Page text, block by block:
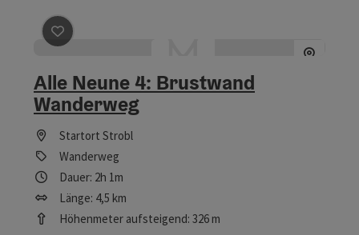
Beitrag merken
Alle Neune 4: Brustwand
Wanderweg
Startort Strobl
Wanderweg
Dauer: 2h 1m
Länge: 4,5 km
Höhenmeter aufsteigend: 326 m